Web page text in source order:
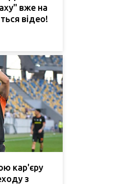
вже на
відео!
кар'єру
з